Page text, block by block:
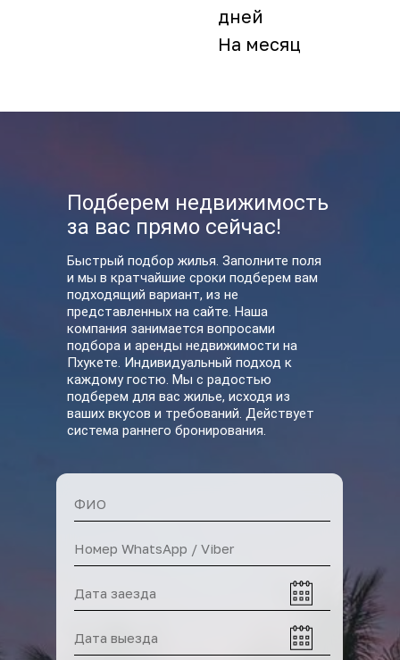
дней
На месяц
Подберем недвижимость
за вас прямо сейчас!
Быстрый подбор жилья. Заполните поля
и мы в кратчайшие сроки подберем вам
подходящий вариант, из не
представленных на сайте. Наша
компания занимается вопросами
подбора и аренды недвижимости на
Пхукете. Индивидуальный подход к
каждому гостю. Мы с радостью
подберем для вас жилье, исходя из
ваших вкусов и требований. Действует
система раннего бронирования.
У нас вы также можете
арендовать